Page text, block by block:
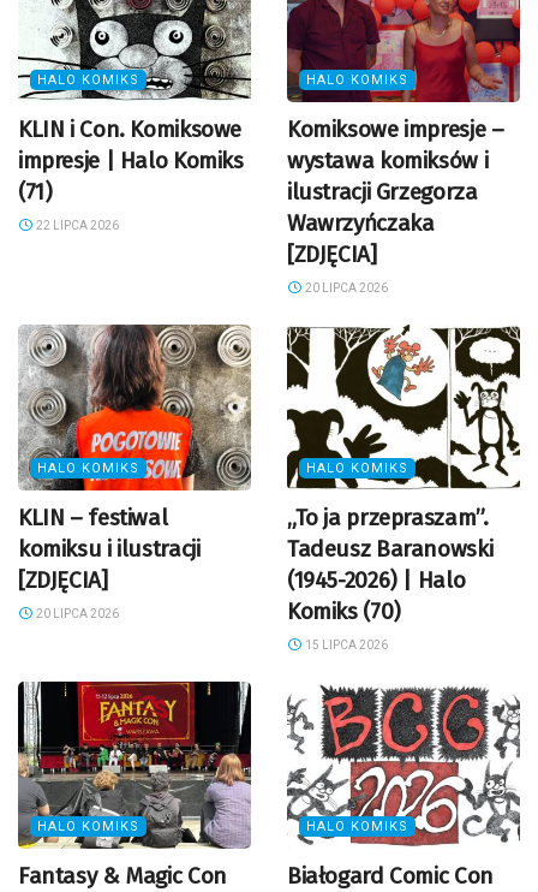
HALO KOMIKS
KLIN i Con. Komiksowe
impresje | Halo Komiks
(71)
22 LIPCA 2026
HALO KOMIKS
Komiksowe impresje –
wystawa komiksów i
ilustracji Grzegorza
Wawrzyńczaka
[ZDJĘCIA]
20 LIPCA 2026
HALO KOMIKS
KLIN – festiwal
komiksu i ilustracji
[ZDJĘCIA]
20 LIPCA 2026
HALO KOMIKS
„To ja przepraszam”.
Tadeusz Baranowski
(1945-2026) | Halo
Komiks (70)
15 LIPCA 2026
HALO KOMIKS
Fantasy & Magic Con
HALO KOMIKS
Białogard Comic Con